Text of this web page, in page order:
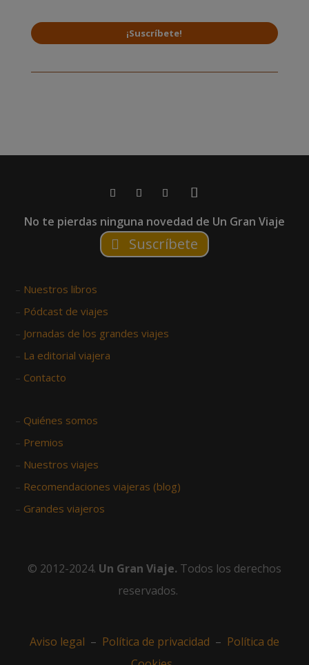
¡Suscríbete!
No te pierdas ninguna novedad de Un Gran Viaje
Suscríbete
– Nuestros libros
– Pódcast de viajes
– Jornadas de los grandes viajes
– La editorial viajera
– Contacto
– Quiénes somos
– Premios
– Nuestros viajes
– Recomendaciones viajeras (blog)
– Grandes viajeros
© 2012-2024. Un Gran Viaje. Todos los derechos
reservados.
Aviso legal – Política de privacidad – Política de